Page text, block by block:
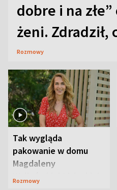
dobre i na złe”
żeni. Zdradził,
Rozmowy
Tak wygląda
pakowanie w domu
Magdaleny
Waligórskiej-Lisieckiej.
Rozmowy